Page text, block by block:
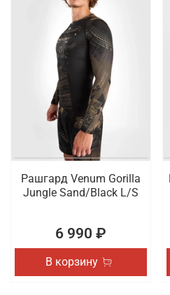
Рашгард Venum Gorilla
Jungle Sand/Black L/S
6 990 ₽
В корзину